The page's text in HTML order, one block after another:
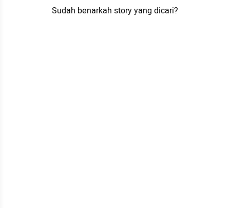
Sudah benarkah story yang dicari?